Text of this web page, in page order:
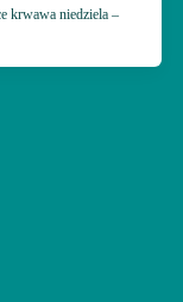
krwawa niedziela –